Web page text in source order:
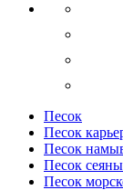
Песок
Песок
Песок
Песок
Песок